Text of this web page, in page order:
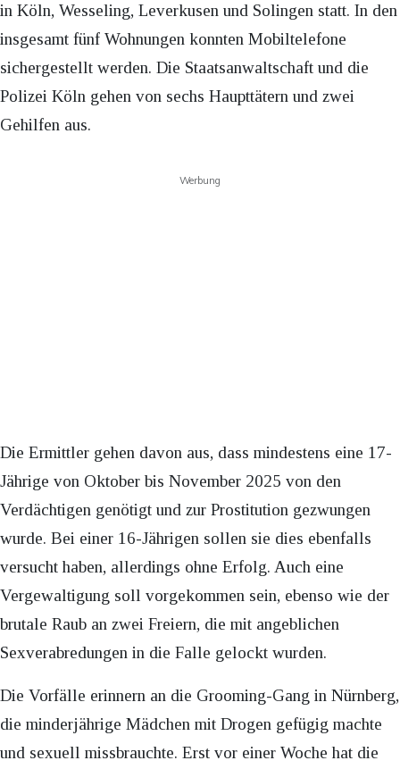
in Köln, Wesseling, Leverkusen und Solingen statt. In den
insgesamt fünf Wohnungen konnten Mobiltelefone
sichergestellt werden. Die Staatsanwaltschaft und die
Polizei Köln gehen von sechs Haupttätern und zwei
Gehilfen aus.
Werbung
Die Ermittler gehen davon aus, dass mindestens eine 17-
Jährige von Oktober bis November 2025 von den
Verdächtigen genötigt und zur Prostitution gezwungen
wurde. Bei einer 16-Jährigen sollen sie dies ebenfalls
versucht haben, allerdings ohne Erfolg. Auch eine
Vergewaltigung soll vorgekommen sein, ebenso wie der
brutale Raub an zwei Freiern, die mit angeblichen
Sexverabredungen in die Falle gelockt wurden.
Die Vorfälle erinnern an die Grooming-Gang in Nürnberg,
die minderjährige Mädchen mit Drogen gefügig machte
und sexuell missbrauchte. Erst vor einer Woche hat die